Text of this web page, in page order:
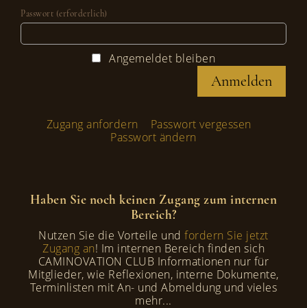
Passwort (erforderlich)
Angemeldet bleiben
Zugang anfordern
Passwort vergessen
Passwort ändern
Haben Sie noch keinen Zugang zum internen
Bereich?
Nutzen Sie die Vorteile undfordern Sie jetzt
Zugang an! Im internen Bereich finden sich
CAMINOVATION CLUB Informationen nur für
Mitglieder, wie Reflexionen, interne Dokumente,
Terminlisten mit An- und Abmeldung und vieles
mehr...